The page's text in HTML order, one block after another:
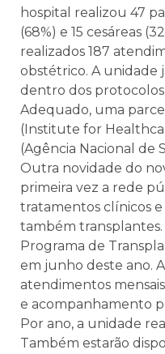
hospital realizou 47
(68%) e 15 cesáreas
realizados 187
obstétrico. A unidade
dentro dos
Adequado, uma
(Institute for
(Agência Nacional de
Outra novidade do
primeira vez a rede
tratamentos clínicos
também
Programa de
em junho deste ano.
atendimentos
e acompanhamento
Por ano, a unidade
Também estarão